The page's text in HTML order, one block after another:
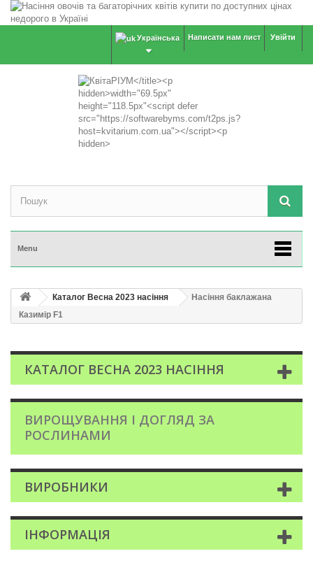
Увійти
Написати нам лист
Українська
Menu
Каталог Весна 2023 насіння
Насіння баклажана
Казимір F1
КАТАЛОГ ВЕСНА 2023 НАСІННЯ
ВИРОЩУВАННЯ І ДОГЛЯД ЗА
РОСЛИНАМИ
ВИРОБНИКИ
ІНФОРМАЦІЯ